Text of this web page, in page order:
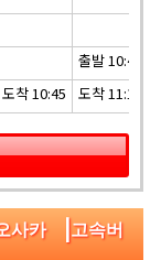
출발 10:40
도착 10:45 도착 11:10
사카 |고속버